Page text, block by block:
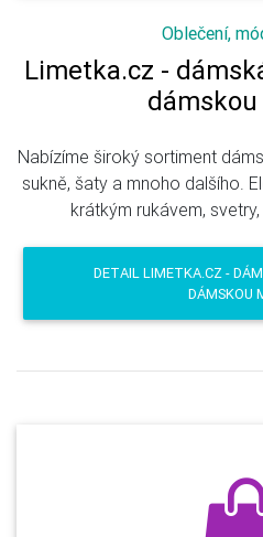
Oblečení,
Limetka.cz -
Nabízíme široký sortiment
sukně, šaty a mnoho dalšího.
krátkým rukávem,
DETAIL LIMETKA.CZ -
DÁMSKOU